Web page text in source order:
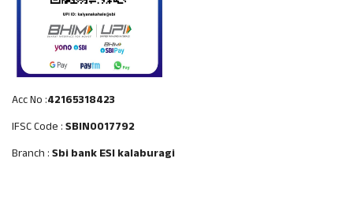
Acc No :42165318423
IFSC Code :SBIN0017792
Branch :Sbi bank ESI kalaburagi